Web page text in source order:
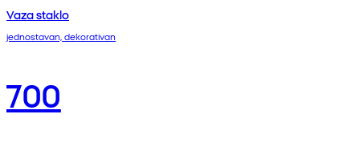
Vaza staklo
jednostavan, dekorativan
700